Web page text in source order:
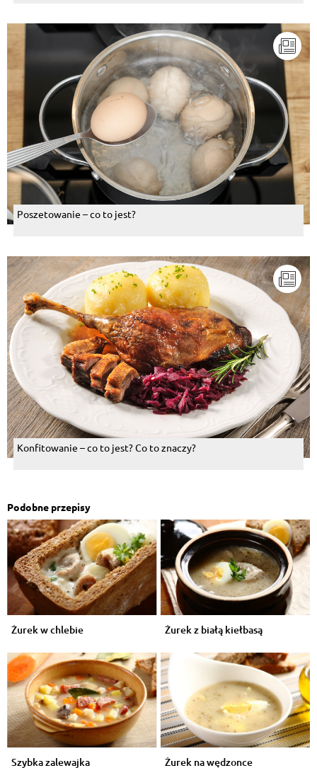
Poszetowanie – co to jest?
Konfitowanie – co to jest? Co to znaczy?
Podobne przepisy
Żurek w chlebie Żurek z białą kiełbasą
Szybka zalewajka Żurek na wędzonce